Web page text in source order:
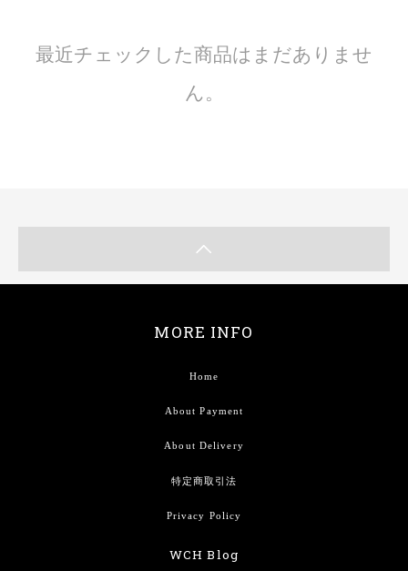
最近チェックした商品はまだありませ
ん。
MORE INFO
Home
About Payment
About Delivery
特定商取引法
Privacy Policy
WCH Blog